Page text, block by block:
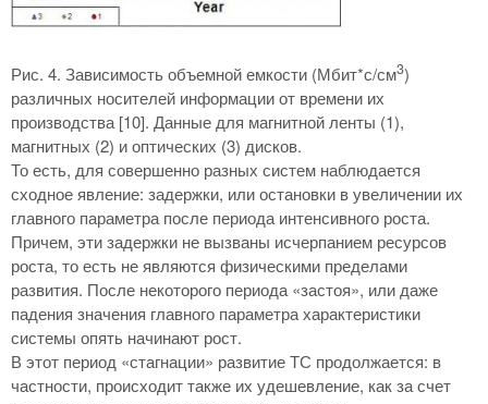
Рис. 4. Зависимость объемной емкости (Мбит*с/см3)
различных носителей информации от времени их
производства [10]. Данные для магнитной ленты (1),
магнитных (2) и оптических (3) дисков.
То есть, для совершенно разных систем наблюдается
сходное явление: задержки, или остановки в увеличении их
главного параметра после периода интенсивного роста.
Причем, эти задержки не вызваны исчерпанием ресурсов
роста, то есть не являются физическими пределами
развития. После некоторого периода «застоя», или даже
падения значения главного параметра характеристики
системы опять начинают рост.
В этот период «стагнации» развитие ТС продолжается: в
частности, происходит также их удешевление, как за счет